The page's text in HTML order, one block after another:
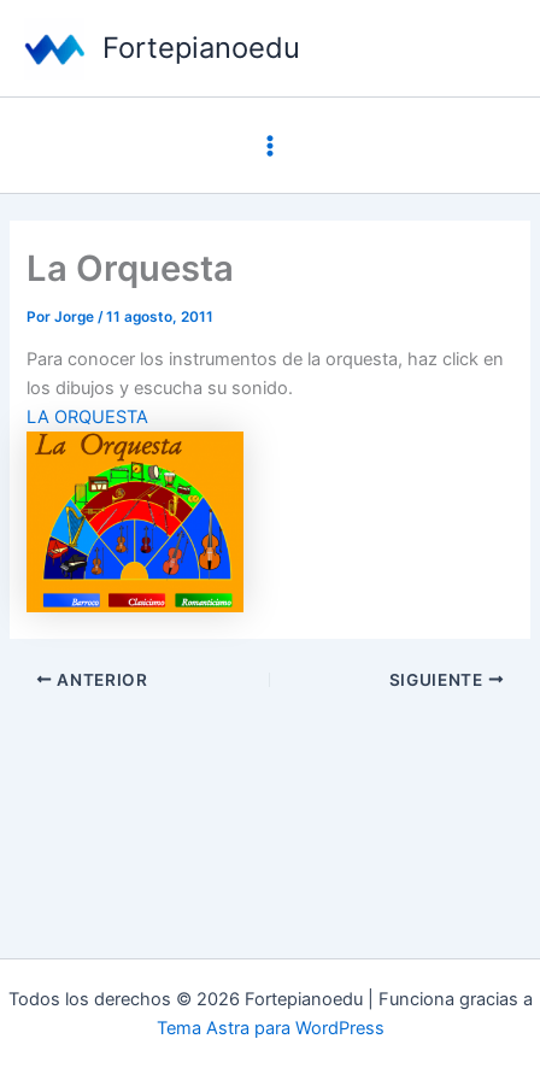
contenido
Fortepianoedu
La Orquesta
PorJorge/11 agosto, 2011
Para conocer los instrumentos de la orquesta, haz click en
los dibujos y escucha su sonido.
LA ORQUESTA
ANTERIOR SIGUIENTE
Todos los derechos © 2026 Fortepianoedu | Funciona gracias a
Tema Astra para WordPress